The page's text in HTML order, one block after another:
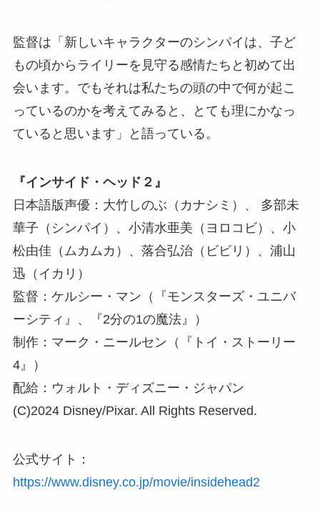
監督は「新しいキャラクターのシンパイは、子ど
もの頃からライリーを見守る感情たちと初めて出
会います。でもそれは私たちの頭の中で何が起こ
っているのかを考えてみると、とても理にかなっ
ていると思います」と語っている。
『インサイド・ヘッド２』
日本語版声優：大竹しのぶ（カナシミ）、 多部未
華子（シンパイ）、小清水亜美（ヨロコビ）、小
松由佳（ムカムカ）、落合弘治（ビビリ）、浦山
迅（イカリ）
監督：ケルシー・マン（『モンスターズ・ユニバ
ーシティ』、『2分の1の魔法』）
制作：マーク・ニールセン（『トイ・ストーリー
4』）
配給：ウォルト・ディズニー・ジャパン
(C)2024 Disney/Pixar. All Rights Reserved.
公式サイト：
https://www.disney.co.jp/movie/insidehead2